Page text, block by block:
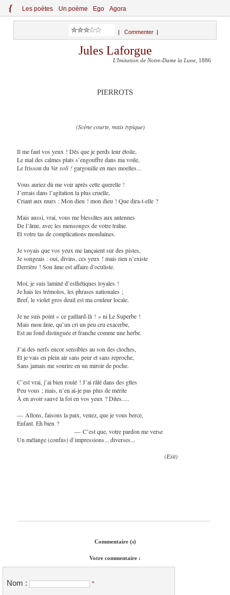
{ Les poètes Un poème Ego Agora
Commenter
Jules Laforgue
L'Imitation de Notre-Dame la Lune , 1886
PIERROTS
(Scène courte, mais typique)
Il me faut vos yeux ! Dès que je perds leur étoile,
Le mal des calmes plats s’engouffre dans ma voile,
Le frisson du Væ soli !gargouille en mes moelles...
Vous auriez dû me voir après cette querelle !
J’errais dans l’agitation la plus cruelle,
Criant aux murs : Mon dieu ! mon dieu ! Que dira-t-elle ?
Mais aussi, vrai, vous me blessâtes aux antennes
De l’âme, avec les mensonges de votre traîne.
Et votre tas de complications mondaines.
Je voyais que vos yeux me lançaient sur des pistes,
Je songeais : oui, divins, ces yeux ! mais rien n’existe
Derrière ! Son âme est affaire d’oculiste.
Moi, je suis laminé d’esthétiques loyales !
Je hais les trémolos, les phrases nationales ;
Bref, le violet gros deuil est ma couleur locale.
Je ne suis point « ce gaillard-là ! » ni Le Superbe !
Mais mon âme, qu’un cri un peu cru exacerbe,
Est au fond distinguée et franche comme une herbe.
J’ai des nerfs encor sensibles au son des cloches,
Et je vais en plein air sans peur et sans reproche,
Sans jamais me sourire en un miroir de poche.
C’est vrai, j’ai bien roulé ! J’ai râlé dans des gîtes
Peu vous ; mais, n’en ai-je pas plus de mérite
À en avoir sauvé la foi en vos yeux ? Dites.....
— Allons, faisons la paix, venez, que je vous berce,
Enfant. Eh bien ?
— C’est que, votre pardon me verse
Un mélange (confus) d’impressions... diverses...
(Exit)
Commentaire (s)
Votre commentaire :
Nom : *